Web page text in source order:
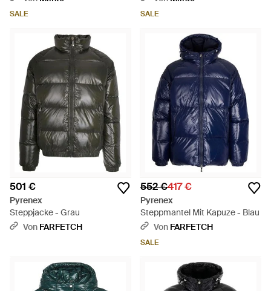
SALE SALE
501 €
Pyrenex
Steppjacke - Grau
Von FARFETCH
552 €417 €
Pyrenex
Steppmantel Mit Kapuze - Blau
Von FARFETCH
SALE